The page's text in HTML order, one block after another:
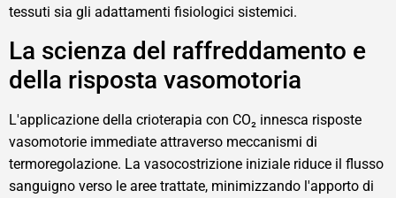
tessuti sia gli adattamenti fisiologici sistemici.
La scienza del raffreddamento e
della risposta vasomotoria
L'applicazione della crioterapia con CO₂ innesca risposte
vasomotorie immediate attraverso meccanismi di
termoregolazione. La vasocostrizione iniziale riduce il flusso
sanguigno verso le aree trattate, minimizzando l'apporto di